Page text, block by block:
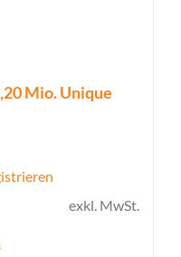
Mio. Unique
exkl. MwSt.